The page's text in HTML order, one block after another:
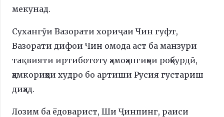
мекунад.
Сухангӯи Вазорати хориҷаи Чин гуфт,
Вазорати дифои Чин омода аст ба манзури
тақвияти иртибототу ҳамоҳангиҳои роҳбурдӣ,
ҳамкориҳои худро бо артиши Русия густариш
диҳад.
Лозим ба ёдоварист, Ши Ҷинпинг, раиси